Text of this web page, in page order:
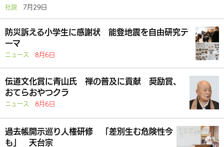
社説 7月29日
防災訴える小学生に感謝状 能登地震を自由研究テ
ーマ
ニュース 8月6日
伝道文化賞に青山氏 禅の普及に貢献 奨励賞、
おてらおやつクラ
ニュース 8月6日
過去帳開示巡り人権研修 「差別生む危険性今
も」 天台宗